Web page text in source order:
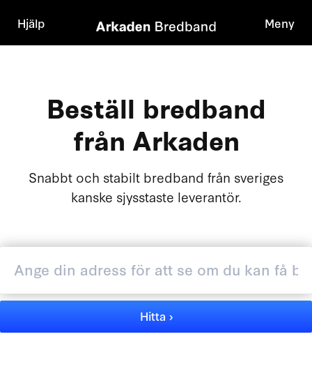
Hjälp Meny
Beställ bredband
från Arkaden
Snabbt och stabilt bredband från sveriges
kanske sjysstaste leverantör.
Hitta ›